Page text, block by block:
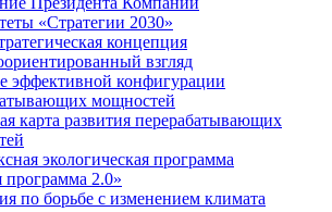
«Стратегии 2030»
концепция
взгляд
эффективной конфигурации
мощностей
карта развития перерабатывающих
экологическая программа
программа 2.0»
по борьбе с изменением климата